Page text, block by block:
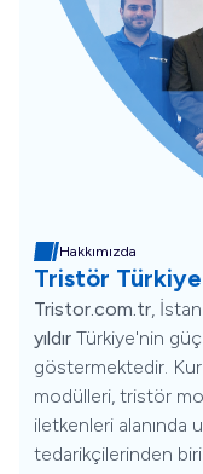
Hakkımızda
Tristör Türkiye
Tristor.com.tr ,
yıldır Türkiye'nin
göstermektedir.
modülleri, tristör
iletkenleri alanında
tedarikçilerinden